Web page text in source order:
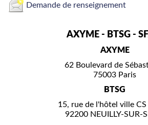
Demande de renseignement
AXYME - BTSG -
AXYME
62 Boulevard de
75003 Paris
BTSG
15, rue de l'hôtel ville
92200 NEUILLY-SUR-